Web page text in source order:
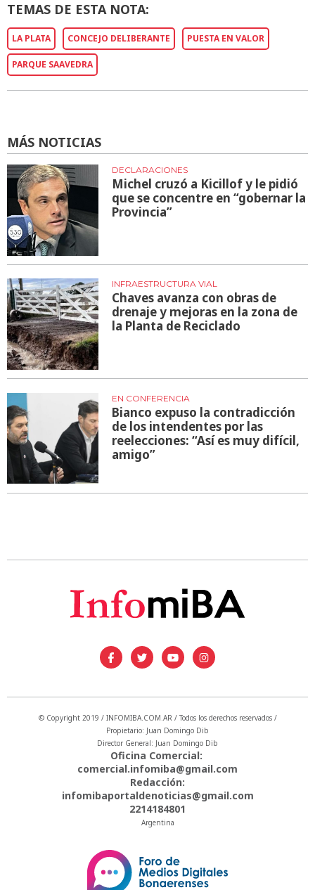
TEMAS DE ESTA NOTA:
LA PLATA CONCEJO DELIBERANTE PUESTA EN VALOR
PARQUE SAAVEDRA
MÁS NOTICIAS
DECLARACIONES
Michel cruzó a Kicillof y le pidió
que se concentre en “gobernar la
Provincia”
INFRAESTRUCTURA VIAL
Chaves avanza con obras de
drenaje y mejoras en la zona de
la Planta de Reciclado
EN CONFERENCIA
Bianco expuso la contradicción
de los intendentes por las
reelecciones: “Así es muy difícil,
amigo”
© Copyright 2019 / INFOMIBA.COM.AR / Todos los derechos reservados /
Propietario: Juan Domingo Dib
Director General: Juan Domingo Dib
Oficina Comercial:
comercial.infomiba@gmail.com
Redacción:
infomibaportaldenoticias@gmail.com
2214184801
Argentina